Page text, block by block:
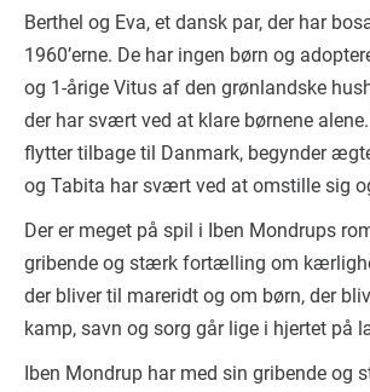
Berthel og Eva, et dansk par, der har
1960’erne. De har ingen børn og
og 1-årige Vitus af den grønlandske
der har svært ved at klare børnene
flytter tilbage til Danmark, begynder
og Tabita har svært ved at omstille sig
Der er meget på spil i Iben Mondrups
gribende og stærk fortælling om
der bliver til mareridt og om børn, der
kamp, savn og sorg går lige i hjertet på
Iben Mondrup har med sin gribende og